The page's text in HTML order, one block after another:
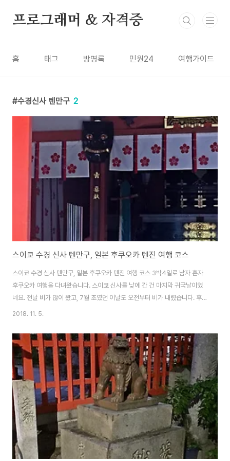
프로그래머 & 자격증
홈 태그 방명록 민원24 여행가이드
수경신사 텐만구 2
스이쿄 수경 신사 텐만구, 일본 후쿠오카 텐진 여행 코스
스이쿄 수경 신사 텐만구, 일본 후쿠오카 텐진 여행 코스 3박4일로 남자 혼자
후쿠오카 여행을 다녀왔습니다. 스이쿄 신사를 낮에 간 건 마지막 귀국날이었
네요. 전날 비가 많이 왔고, 7월 초였던 이날도 오전부터 비가 내렸습니다. 후쿠
오카 7월 날씨는 그냥 "비"입니다. 비가 많이 와요. 강도 빗물 때문에 색이 노랗
를 밤에 돌아다녔습니다. 이치란 라멘 본점 들렀다가 우연히 들렀었죠. [후쿠오
카 텐진 여행 코스 - 수경신사 텐만구 밤 풍경 [바로가기]] 그래도 마지막 날인
데 맑은 정신과 맑은 날씨 속에서 수경 신사 텐만구를 다시 한 번 찾았습니다.
수경신사는 텐만구로도 유명해 수험생들이 시험 기간에 많이 찾는 신사라고 합
니다. 입..
2018. 11. 5.